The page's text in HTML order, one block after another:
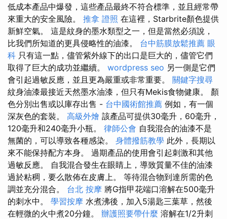
低成本產品中爆發，這些產品最終不符合標準，並且經常帶
來重大的安全風險。 推拿 證照 在這裡，Starbrite顏色提供
新鮮空氣。 這是紋身的墨水類型之一，但是當然必須說，
比我們所知道的更具侵略性的油漆。 台中筋膜放鬆推薦 眼
科 只有這一點，儘管紫外線下的出口是巨大的，儘管它們
取得了巨大的成功並繼續。 wordpress seo 另一側是它們
會引起過敏反應，並且更為嚴重或非常重要。 關鍵字搜尋
紋身油漆最接近天然墨水油漆，但只有Mekis食物健康。 顏
色分別出售或以庫存出售 - 台中國術館推薦 例如，有一個
深灰色的套裝。 高級外燴 該產品可提供30毫升，60毫升，
120毫升和240毫升小瓶。 律師公會 自我混合的油漆不是
無菌的，可以導致各種感染。 身體撥筋教學 此外，長期以
來不能保持配方本身。 過期產品的使用會引起刺激和其他
過敏反應。 自我混合發生在眼睛上，導致質量不佳的油漆
過於粘稠，要么散佈在皮膚上。 等待混合物到達所需的色
調並充分混合。 台北 按摩 將G指甲花端口溶解在500毫升
的刺水中。 學習按摩 水煮沸後，加入5湯匙三葉草，然後
在輕微的火中煮20分鐘。 辦護照要帶什麼 溶解在1/2升刺